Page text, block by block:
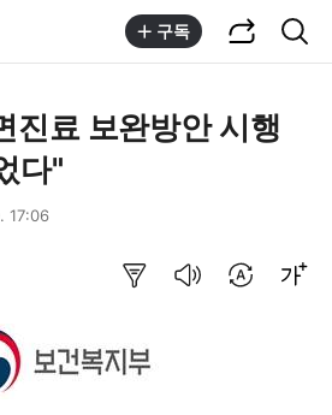
구독
진료 보완방안 시행
다"
17:06